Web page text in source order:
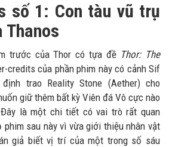
số 1: Con tàu vũ trụ
Thanos
trước của Thor có tựa đề Thor: The
credits của phần phim này có cảnh Sif
trao Reality Stone (Aether) cho
giữ thêm bất kỳ Viên đá Vô cực nào
là một chi tiết có vai trò rất quan
sau này vì vừa giới thiệu nhân vật
giả biết vị trí của một trong số sáu